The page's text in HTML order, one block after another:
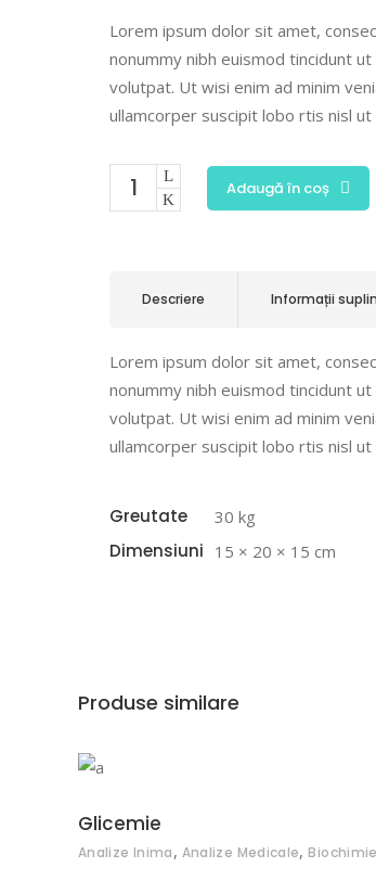
Lorem ipsum dolor sit amet,
nonummy nibh euismod tincidunt
volutpat. Ut wisi enim ad minim
ullamcorper suscipit lobo rtis nisl
Adaugă în coș
Descriere Informații
Lorem ipsum dolor sit amet,
nonummy nibh euismod tincidunt
volutpat. Ut wisi enim ad minim
ullamcorper suscipit lobo rtis nisl
Greutate 30 kg
Dimensiuni 15 × 20 × 15 cm
Produse similare
Glicemie
Analize Inima, Analize Medicale, Biochimie